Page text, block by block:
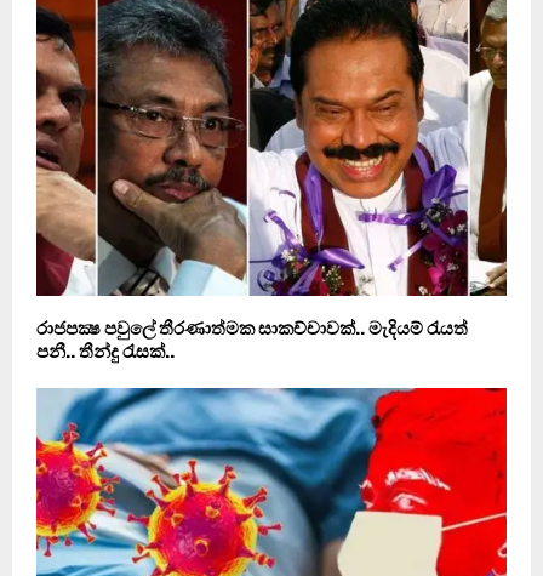
රාජපක්‍ෂ පවුලේ තීරණාත්මක සාකච්චාවක්.. මැදියම් රැයත්
පනී.. තීන්දු රැසක්..